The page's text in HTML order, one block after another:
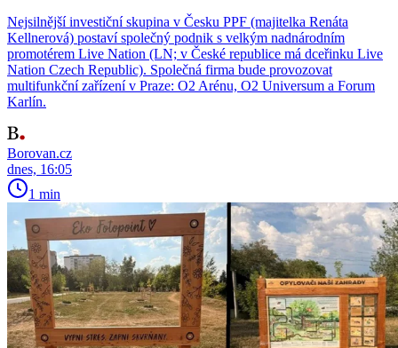
Nejsilnější investiční skupina v Česku PPF (majitelka Renáta
Kellnerová) postaví společný podnik s velkým nadnárodním
promotérem Live Nation (LN; v České republice má dceřinku Live
Nation Czech Republic). Společná firma bude provozovat
multifunkční zařízení v Praze: O2 Arénu, O2 Universum a Forum
Karlín.
Borovan.cz
dnes, 16:05
1 min